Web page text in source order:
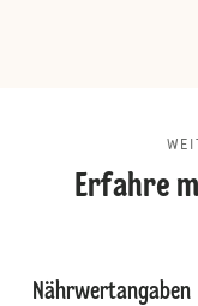
Erfahre
Nährwertangaben